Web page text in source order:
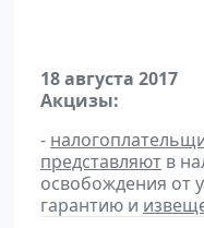
18 августа 2017
Акцизы:
-
представляют в
освобождения от
гарантию и